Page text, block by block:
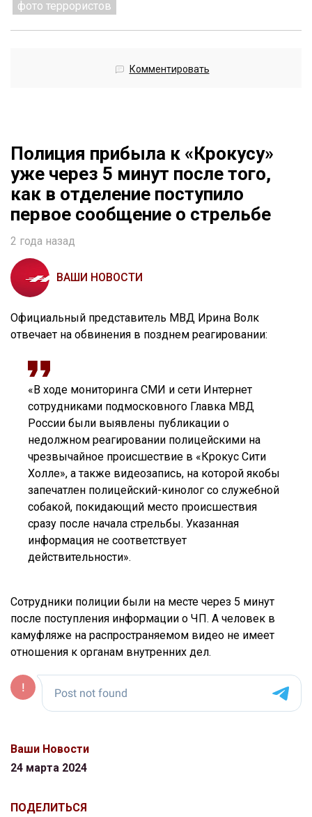
фото террористов
Комментировать
Полиция прибыла к «Крокусу»
уже через 5 минут после того,
как в отделение поступило
первое сообщение о стрельбе
2 года назад
ВАШИ НОВОСТИ
Официальный представитель МВД Ирина Волк
отвечает на обвинения в позднем реагировании:
«В ходе мониторинга СМИ и сети Интернет
сотрудниками подмосковного Главка МВД
России были выявлены публикации о
недолжном реагировании полицейскими на
чрезвычайное происшествие в «Крокус Сити
Холле», а также видеозапись, на которой якобы
запечатлен полицейский-кинолог со служебной
собакой, покидающий место происшествия
сразу после начала стрельбы. Указанная
информация не соответствует
действительности».
Сотрудники полиции были на месте через 5 минут
после поступления информации о ЧП. А человек в
камуфляже на распространяемом видео не имеет
отношения к органам внутренних дел.
Ваши Новости
24 марта 2024
ПОДЕЛИТЬСЯ